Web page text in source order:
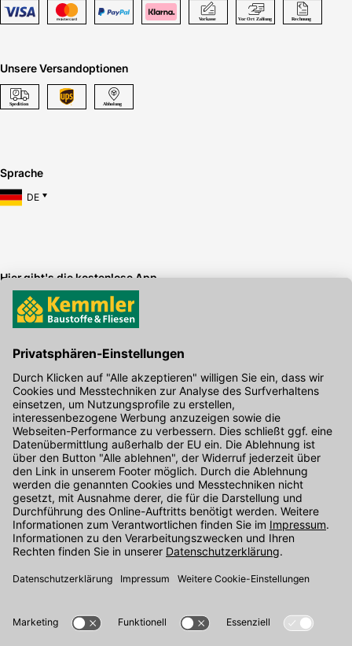
Unsere Versandoptionen
Sprache
DE
Hier gibt's die kostenlose App
Kontakt
Unser Onlineshop Team ist montags bis freitags von 08:00 - 17:00
Uhr unter der Telefonnummer07071 / 151-151 für Sie erreichbar.
Alternativ können Sie unser Kontaktformular nutzen.
Den Kontakt direkt in unsere Niederlassungen finden Sie hier.
Oder über unseren Chat.
Folgen Sie uns auf: